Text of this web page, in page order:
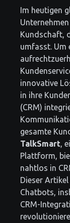
Im heutigen
Kundschaft,
umfasst. Um
innovative
in ihre
(CRM)
gesamte
TalkSmart ,
Plattform,
nahtlos in
Dieser
Chatbots,
CRM-